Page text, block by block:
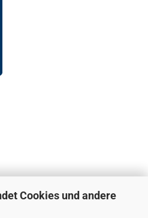
Cookies und andere